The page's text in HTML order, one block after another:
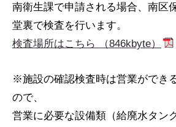
南衛生課で申請される場合、南区
堂裏で検査を行います。
検査場所はこちら （846kbyte）
※施設の確認検査時は営業ができ
ので、
営業に必要な設備類（給廃水タン